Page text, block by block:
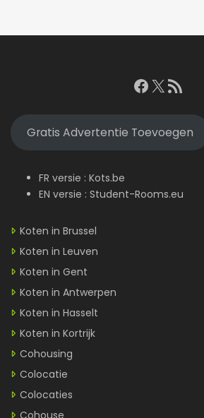
Facebook
X RSS feed
Gratis Advertentie Toevoegen
FR versie : Kots.be
EN versie : Student-Rooms.eu
Koten in Brussel
Koten in Leuven
Koten in Gent
Koten in Antwerpen
Koten in Hasselt
Koten in Kortrijk
Cohousing
Colocatie
Colocaties